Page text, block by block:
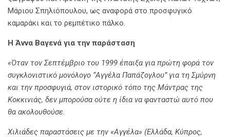
Μάριου Σπηλιόπουλου, ως αναφορά στο προσφυγικό
καμαράκι και το ρεμπέτικο πάλκο.
Η Άννα Βαγενά για την παράσταση
«Όταν τον Σεπτέμβριο του 1999 έπαιξα για πρώτη φορά τον
συγκλονιστικό μονόλογο “Αγγέλα Παπάζογλου” για τη Σμύρνη
και την προσφυγιά, στον ιστορικό τόπο της Μάντρας της
Κοκκινιάς, δεν μπορούσα ούτε η ίδια να φανταστώ αυτό που
θα ακολουθούσε.
Χιλιάδες παραστάσεις με την «Αγγέλα» (Ελλάδα, Κύπρος,